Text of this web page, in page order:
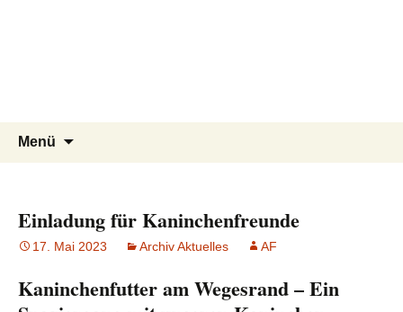
Tier Natur und Artenschutz
Siebengebirge e.V.
Tierschutzverein seit 1985 im
Siebengebirge – Orscheider
Menü
Einladung für Kaninchenfreunde
17. Mai 2023 Archiv Aktuelles AF
Kaninchenfutter am Wegesrand – Ein